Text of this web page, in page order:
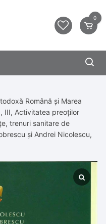
0
Română și Marea
III, Activitatea preoților
trenuri sanitare de
și Andrei Nicolescu,